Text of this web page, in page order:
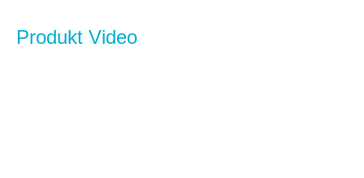
Produkt Video